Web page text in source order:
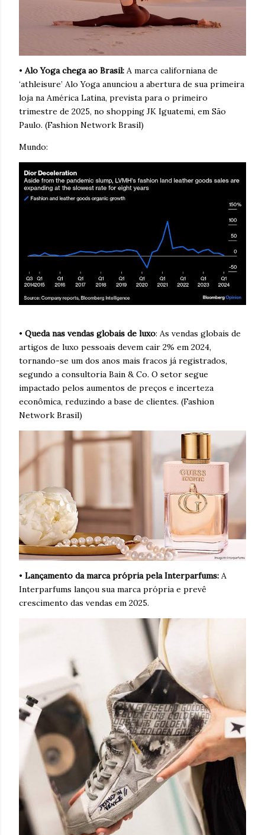
• Alo Yoga chega ao Brasil: A marca californiana de
‘athleisure’ Alo Yoga anunciou a abertura de sua primeira
loja na América Latina, prevista para o primeiro
trimestre de 2025, no shopping JK Iguatemi, em São
Paulo. (Fashion Network Brasil)
Mundo:
• Queda nas vendas globais de luxo: As vendas globais de
artigos de luxo pessoais devem cair 2% em 2024,
tornando-se um dos anos mais fracos já registrados,
segundo a consultoria Bain & Co. O setor segue
impactado pelos aumentos de preços e incerteza
econômica, reduzindo a base de clientes. (Fashion
Network Brasil)
• Lançamento da marca própria pela Interparfums: A
Interparfums lançou sua marca própria e prevê
crescimento das vendas em 2025.